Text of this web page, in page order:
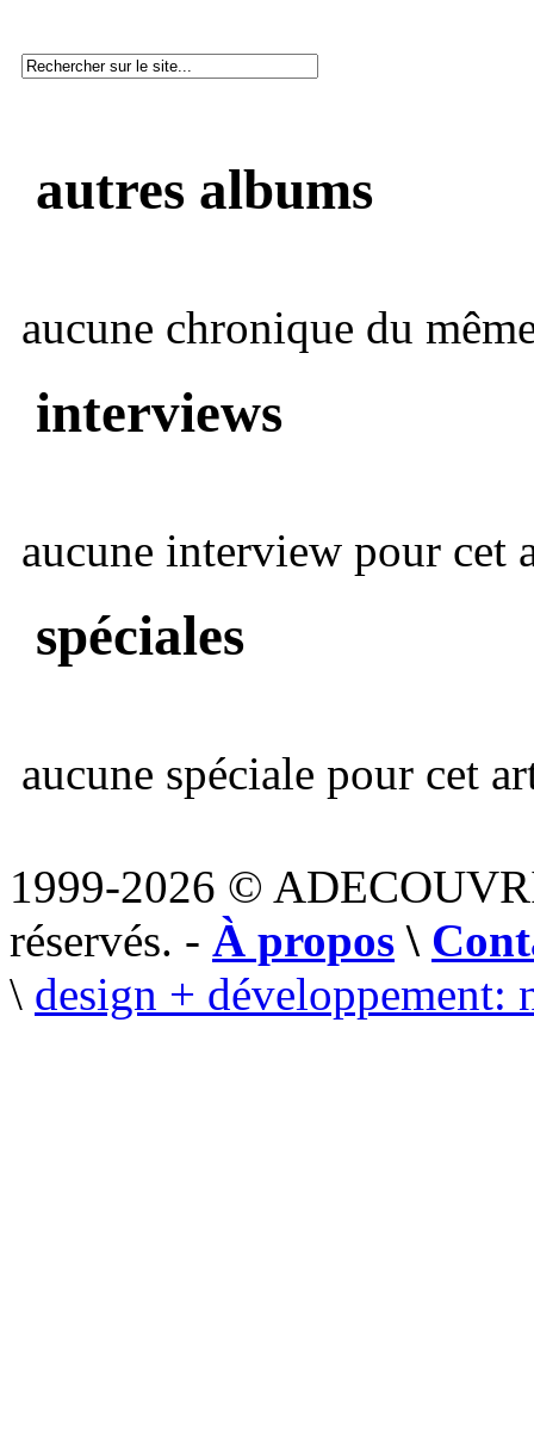
autres albums
aucune chronique du
interviews
aucune interview pour cet
spéciales
aucune spéciale pour cet
1999-2026 ©
réservés. - À propos \
\ design + développement: